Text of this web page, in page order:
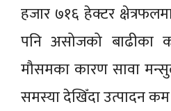
हजार ७१६ हेक्टर
पनि असोजको बाढीका
मौसमका कारण सावा
समस्या देखिँदा उत्पादन